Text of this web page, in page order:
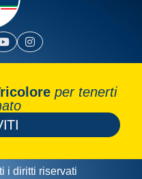
per tenerti
i diritti riservati